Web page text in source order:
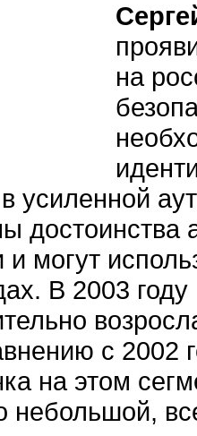
на
усиленной
и могут
В 2003
с 2002
на этом
небольшой,